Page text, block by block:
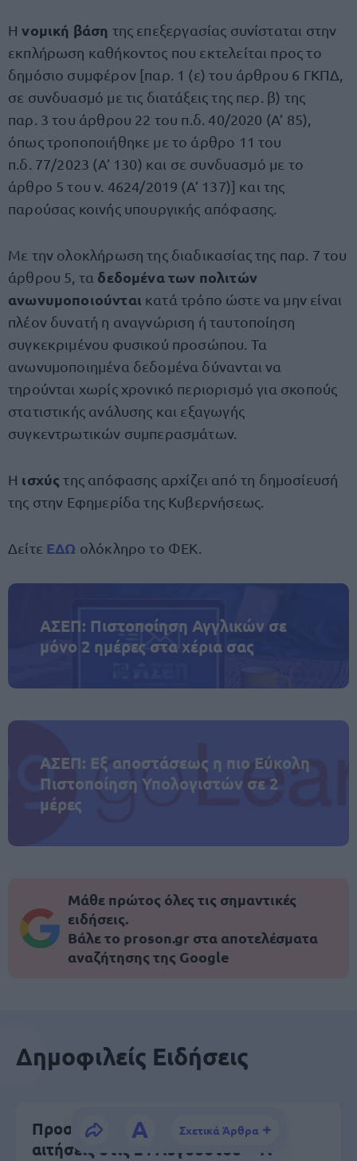
A Σχετικά Άρθρα
Ηνομική βάση της επεξεργασίας συνίσταται στην
εκπλήρωση καθήκοντος που εκτελείται προς το
δημόσιο συμφέρον [παρ. 1 (ε) του άρθρου 6 ΓΚΠΔ,
σε συνδυασμό με τις διατάξεις της περ. β) της
παρ. 3 του άρθρου 22 του π.δ. 40/2020 (Α’ 85),
όπως τροποποιήθηκε με το άρθρο 11 του
π.δ. 77/2023 (Α’ 130) και σε συνδυασμό με το
άρθρο 5 του ν. 4624/2019 (Α’ 137)] και της
παρούσας κοινής υπουργικής απόφασης.
Με την ολοκλήρωση της διαδικασίας της παρ. 7 του
άρθρου 5, τα δεδομένα των πολιτών
ανωνυμοποιούνται κατά τρόπο ώστε να μην είναι
πλέον δυνατή η αναγνώριση ή ταυτοποίηση
συγκεκριμένου φυσικού προσώπου. Τα
ανωνυμοποιημένα δεδομένα δύνανται να
τηρούνται χωρίς χρονικό περιορισμό για σκοπούς
στατιστικής ανάλυσης και εξαγωγής
συγκεντρωτικών συμπερασμάτων.
Η ισχύςτης απόφασης αρχίζει από τη δημοσίευσή
της στην Εφημερίδα της Κυβερνήσεως.
Δείτε ΕΔΩ ολόκληρο το ΦΕΚ.
ΑΣΕΠ: Πιστοποίηση Αγγλικών σε
μόνο 2 ημέρες στα χέρια σας
ΑΣΕΠ: Εξ αποστάσεως η πιο Εύκολη
Πιστοποίηση Υπολογιστών σε 2
μέρες
Μάθε πρώτος όλες τις σημαντικές
ειδήσεις.
Βάλε το proson.gr στα αποτελέσματα
αναζήτησης της Google
Δημοφιλείς Ειδήσεις
Προσωπικός Βοηθός: Ανοίγουν οι
αιτήσεις στις 24 Αυγούστου – Τι